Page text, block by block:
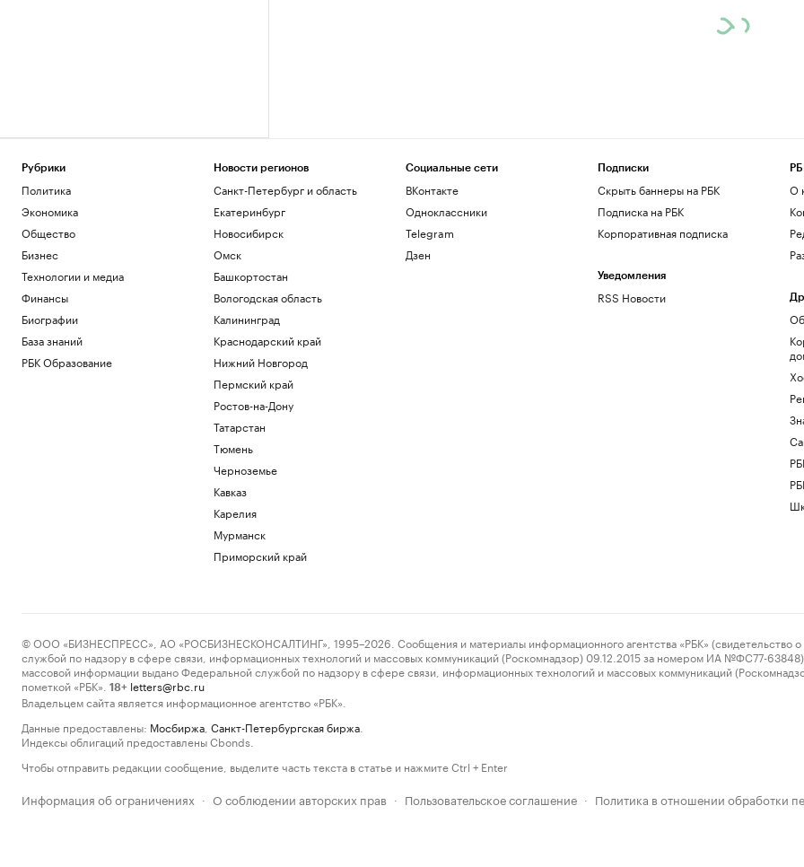
Рубрики
Политика
Экономика
Общество
Бизнес
Технологии и медиа
Финансы
Биографии
База знаний
РБК Образование
Новости регионов
Санкт-Петербург и область
Екатеринбург
Новосибирск
Омск
Башкортостан
Вологодская область
Калининград
Краснодарский край
Нижний Новгород
Пермский край
Ростов-на-Дону
Татарстан
Тюмень
Черноземье
Кавказ
Карелия
Мурманск
Приморский край
Социальные сети
ВКонтакте
Одноклассники
Telegram
Дзен
Подписки
Скрыть баннеры на РБК
Подписка на РБК
Корпоративная подписка
Уведомления
RSS Новости
О
© ООО «БИЗНЕСПРЕСС», АО «РОСБИЗНЕСКОНСАЛТИНГ», 1995–2026. Сообщения и материалы информационного агентства «РБК» (свидетельство о
службой по надзору в сфере связи, информационных технологий и массовых коммуникаций (Роскомнадзор) 09.12.2015 за номером ИА №ФС77-63848)
массовой информации выдано Федеральной службой по надзору в сфере связи, информационных технологий и массовых коммуникаций
пометкой «РБК».
18+ letters@rbc.ru
Владельцем сайта является информационное агентство «РБК».
Данные предоставлены: Мосбиржа Санкт-Петербургская биржа
Индексы облигаций предоставлены Cbonds.
Чтобы отправить редакции сообщение, выделите часть текста в статье и нажмите Ctrl + Enter
Информация об ограничениях · О соблюдении авторских прав · Пользовательское соглашение · Политика в отношении обработки